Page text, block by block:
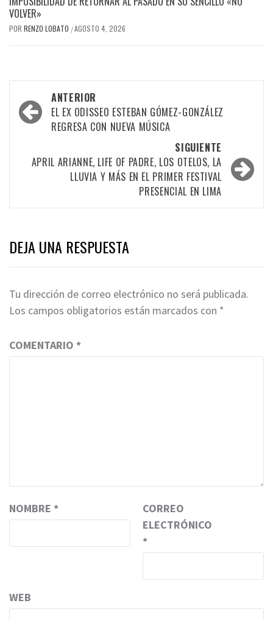
VOLVER»
POR RENZO LOBATO /AGOSTO 4, 2026
Navegación
por
entradas
ANTERIOR
EL EX ODISSEO ESTEBAN GÓMEZ-GONZÁLEZ
REGRESA CON NUEVA MÚSICA
SIGUIENTE
APRIL ARIANNE, LIFE OF PADRE, LOS OTELOS, LA
LLUVIA Y MÁS EN EL PRIMER FESTIVAL
PRESENCIAL EN LIMA
DEJA UNA RESPUESTA
Tu dirección de correo electrónico no será publicada.
Los campos obligatorios están marcados con *
COMENTARIO *
NOMBRE *
CORREO
ELECTRÓNICO
*
WEB